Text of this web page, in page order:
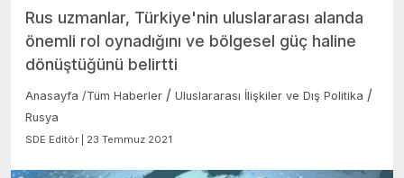
Rus uzmanlar, Türkiye'nin uluslararası alanda
önemli rol oynadığını ve bölgesel güç haline
dönüştüğünü belirtti
Anasayfa /Tüm Haberler / Uluslararası İlişkiler ve Dış Politika /
Rusya
SDE Editör | 23 Temmuz 2021